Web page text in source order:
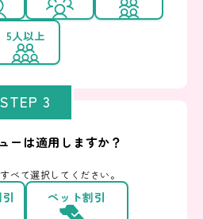
5人以上
STEP 3
ーは適用しますか？
べて選択してください。
ペット割引